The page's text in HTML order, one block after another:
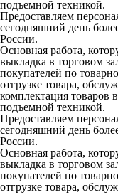
подъемной техникой.
Предоставляем
сегодняшний день
России.
Основная работа,
выкладка в торговом
покупателей по
отгрузке товара,
комплектация товаров
подъемной техникой.
Предоставляем
сегодняшний день
России.
Основная работа,
выкладка в торговом
покупателей по
отгрузке товара,